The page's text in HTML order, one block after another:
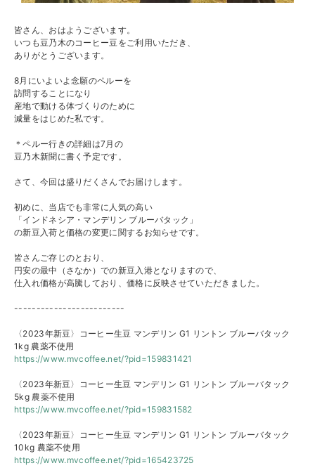
皆さん、おはようございます。
いつも豆乃木のコーヒー豆をご利用いただき、
ありがとうございます。
8月にいよいよ念願のペルーを
訪問することになり
産地で動ける体づくりのために
減量をはじめた私です。
＊ペルー行きの詳細は7月の
豆乃木新聞に書く予定です。
さて、今回は盛りだくさんでお届けします。
初めに、当店でも非常に人気の高い
「インドネシア・ マンデリン ブルーバタック」
の新豆入荷と価格の変更に関するお知らせです。
皆さんご存じのとおり、
円安の最中（さなか）での新豆入港となりますので、
仕入れ価格が高騰しており、価格に反映させていただきました。
-------------------------
〈2023年新豆〉コーヒー生豆 マンデリン G1 リントン ブルーバタック
1kg 農薬不使用
https://www.mvcoffee.net/?pid=159831421
〈2023年新豆〉コーヒー生豆 マンデリン G1 リントン ブルーバタック
5kg 農薬不使用
https://www.mvcoffee.net/?pid=159831582
〈2023年新豆〉コーヒー生豆 マンデリン G1 リントン ブルーバタック
10kg 農薬不使用
https://www.mvcoffee.net/?pid=165423725